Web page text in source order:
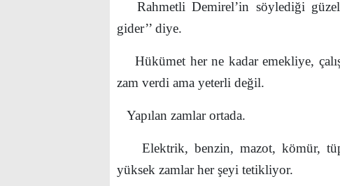
Rahmetli Demirel’in söylediği güzel
gider’’ diye.
Hükümet her ne kadar emekliye,
zam verdi ama yeterli değil.
Yapılan zamlar ortada.
Elektrik, benzin, mazot, kömür, tüp
yüksek zamlar her şeyi tetikliyor.